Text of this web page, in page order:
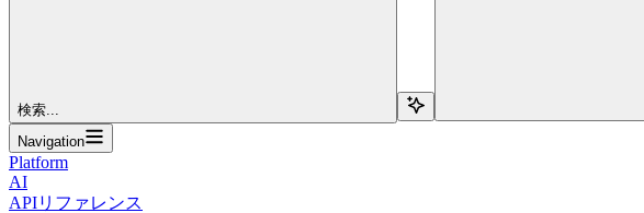
検索...
Navigation
Platform
AI
APIリファレンス